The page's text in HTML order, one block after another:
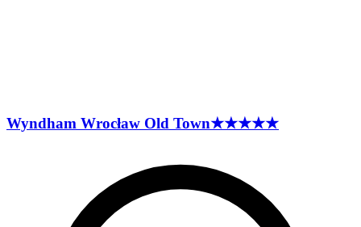
Wyndham Wrocław Old Town★★★★★